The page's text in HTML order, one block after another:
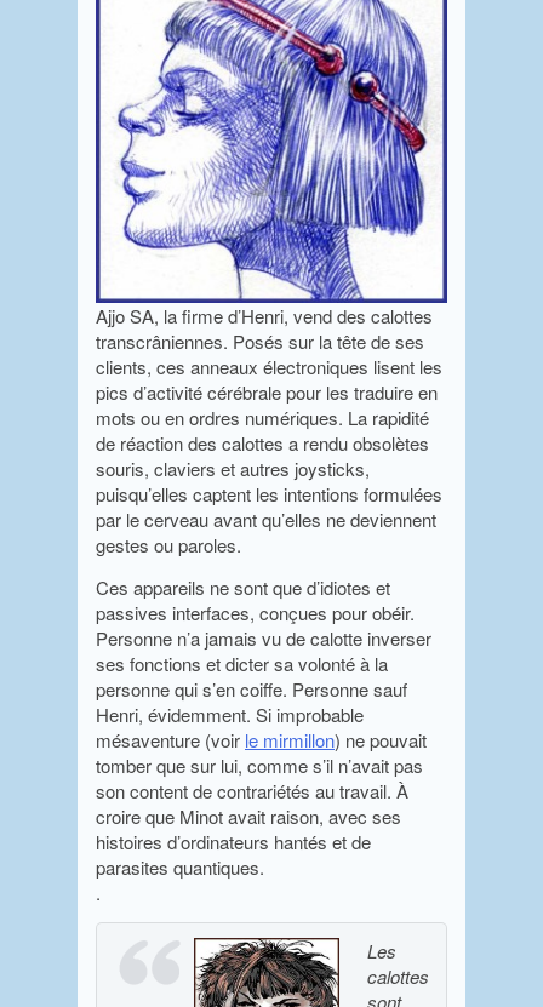
Ajjo SA, la firme d’Henri, vend des calottes
transcrâniennes. Posés sur la tête de ses
clients, ces anneaux électroniques lisent les
pics d’activité cérébrale pour les traduire en
mots ou en ordres numériques. La rapidité
de réaction des calottes a rendu obsolètes
souris, claviers et autres joysticks,
puisqu’elles captent les intentions formulées
par le cerveau avant qu’elles ne deviennent
gestes ou paroles.
Ces appareils ne sont que d’idiotes et
passives interfaces, conçues pour obéir.
Personne n’a jamais vu de calotte inverser
ses fonctions et dicter sa volonté à la
personne qui s’en coiffe. Personne sauf
Henri, évidemment. Si improbable
mésaventure (voir le mirmillon) ne pouvait
tomber que sur lui, comme s’il n’avait pas
son content de contrariétés au travail. À
croire que Minot avait raison, avec ses
histoires d’ordinateurs hantés et de
parasites quantiques.
.
Les
calottes